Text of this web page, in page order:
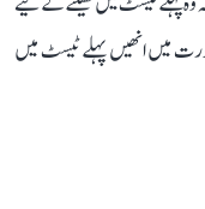
میں انھیں پہلے ٹیسٹ میں